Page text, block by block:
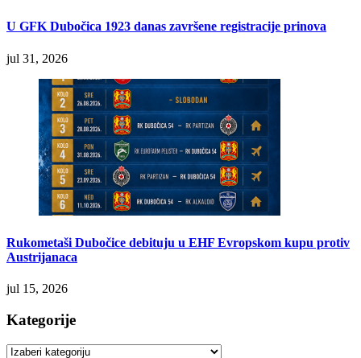
U GFK Dubočica 1923 danas završene registracije prinova
jul 31, 2026
Rukometaši Dubočice debituju u EHF Evropskom kupu protiv
Austrijanaca
jul 15, 2026
Kategorije
Kategorije